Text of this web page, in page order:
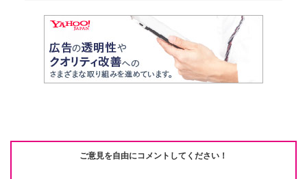
ご意見を自由にコメントしてください！